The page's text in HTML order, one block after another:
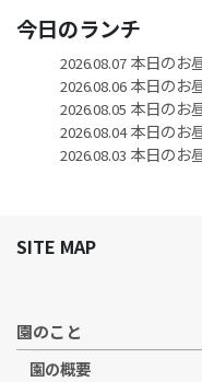
今日のランチ
2026.08.07本日のお
2026.08.06本日のお
2026.08.05 本日のお
2026.08.04本日のお
2026.08.03 本日のお
SITE MAP
園のこと
園の概要